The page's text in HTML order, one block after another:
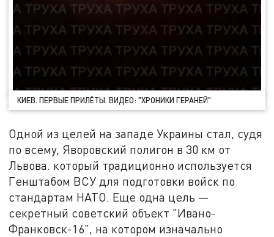
КИЕВ. ПЕРВЫЕ ПРИЛЁТЫ. ВИДЕО: "ХРОНИКИ ГЕРАНЕЙ"
Одной из целей на западе Украины стал, судя
по всему, Яворовский полигон в 30 км от
Львова. который традиционно используется
Генштабом ВСУ для подготовки войск по
стандартам НАТО. Еще одна цель —
секретный советский объект "Ивано-
Франковск-16", на котором изначально